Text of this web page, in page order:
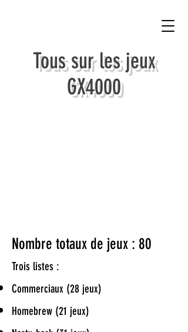
Tous sur les jeux
GX4000
Nombre totaux de jeux : 80
Trois listes :
Commerciaux (28 jeux)
Homebrew (21 jeux)